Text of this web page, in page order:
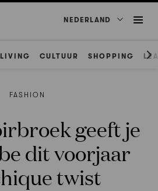
NEDERLAND
LIVING CULTUUR SHOPPING
FASHION
geeft je
dit voorjaar
twist